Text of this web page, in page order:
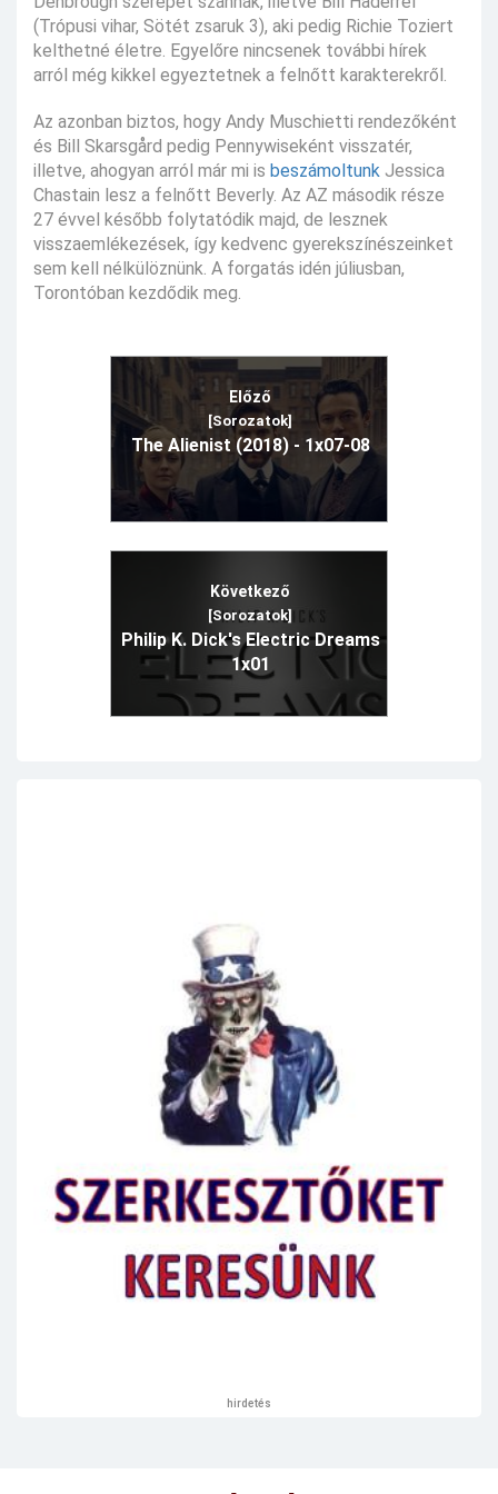
(Trópusi vihar, Sötét zsaruk 3), aki pedig Richie Toziert
kelthetné életre. Egyelőre nincsenek további hírek
arról még kikkel egyeztetnek a felnőtt karakterekről.
Az azonban biztos, hogy Andy Muschietti rendezőként
és Bill Skarsgård pedig Pennywiseként visszatér,
illetve, ahogyan arról már mi is beszámoltunk Jessica
Chastain lesz a felnőtt Beverly. Az AZ második része
27 évvel később folytatódik majd, de lesznek
visszaemlékezések, így kedvenc gyerekszínészeinket
sem kell nélkülöznünk. A forgatás idén júliusban,
Torontóban kezdődik meg.
Előző
[Sorozatok]
The Alienist (2018) - 1x07-08
Következő
[Sorozatok]
Philip K. Dick's Electric Dreams
1x01
hirdetés